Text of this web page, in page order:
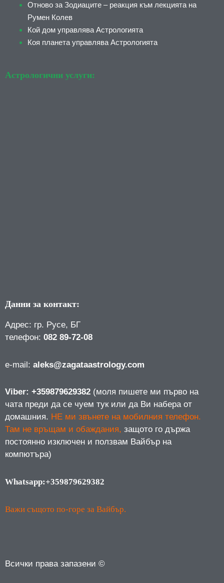
Отново за Зодиаците – реакция към лекцията на
Румен Колев
Кой дом управлява Астрологията
Коя планета управлява Астрологията
Астрологични услуги:
Данни за контакт:
Адрес: гр. Русе, БГ
телефон: 082 89-72-08
е-mail: aleks@zagataastrology.com
Viber: +359879629382 (моля пишете ми първо на
чата преди да се чуем тук или да Ви набера от
домашния. НЕ ми звънете на мобилния телефон.
Там не връщам и обаждания, защото го държа
постоянно изключен и ползвам Вайбър на
компютъра)
Whatsapp:+359879629382
Важи същото по-горе за Вайбър.
Всички права запазени ©